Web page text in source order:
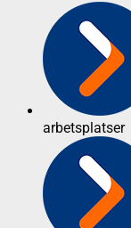
arbetsplatser